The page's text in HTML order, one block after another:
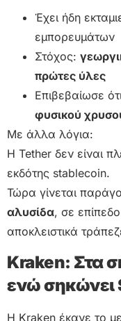
Έχει ήδη
εμπορευμάτων
Στόχος:
πρώτες ύλες
Επιβεβαίωσε
φυσικού
Με άλλα λόγια:
Η Tether δεν είναι
εκδότης stablecoin.
Τώρα γίνεται
αλυσίδα, σε
αποκλειστικά
Kraken: Στα
ενώ σηκώνει
Η Kraken έκανε το